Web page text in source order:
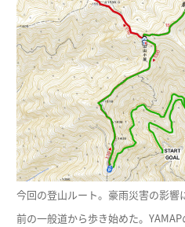
今回の登山ルート。豪雨災害の影響
前の一般道から歩き始めた。